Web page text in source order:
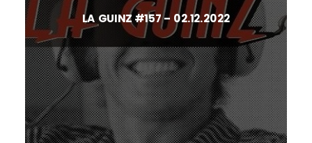
LA GUINZ #157 – 02.12.2022